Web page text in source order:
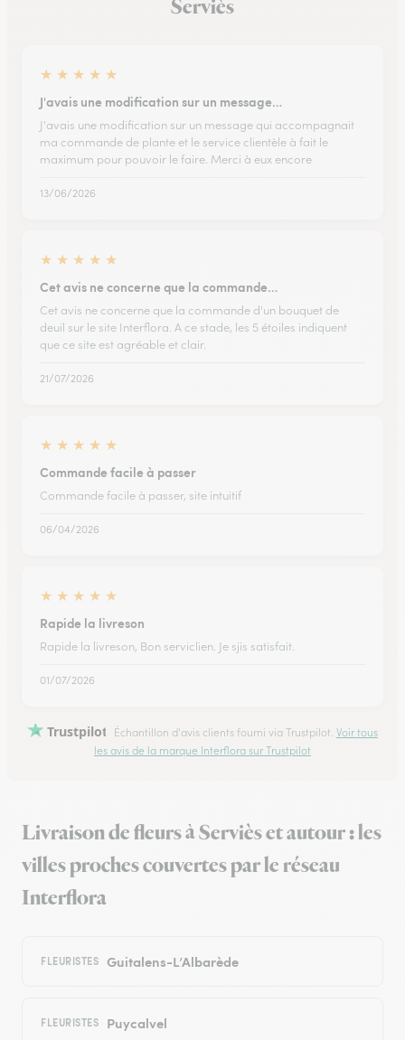
Serviès
★ ★ ★ ★ ★
J'avais une modification sur un message…
J'avais une modification sur un message qui accompagnait
ma commande de plante et le service clientèle à fait le
maximum pour pouvoir le faire. Merci à eux encore
13/06/2026
★ ★ ★ ★ ★
Cet avis ne concerne que la commande…
Cet avis ne concerne que la commande d'un bouquet de
deuil sur le site Interflora. A ce stade, les 5 étoiles indiquent
que ce site est agréable et clair.
21/07/2026
★ ★ ★ ★ ★
Commande facile à passer
Commande facile à passer, site intuitif
06/04/2026
★ ★ ★ ★ ★
Rapide la livreson
Rapide la livreson, Bon serviclien. Je sjis satisfait.
01/07/2026
Trustpilot Échantillon d'avis clients fourni via Trustpilot. Voir tous
les avis de la marque Interflora sur Trustpilot
Livraison de fleurs à Serviès et autour : les
villes proches couvertes par le réseau
Interflora
FLEURISTES Guitalens-L’Albarède
FLEURISTES Puycalvel